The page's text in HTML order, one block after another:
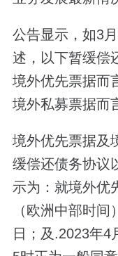
公告显示，如3
述，以下暂缓偿
境外优先票据而
境外私募票据而
境外优先票据及
缓偿还债务协议
示为：就境外优
（欧洲中部时
日；及.2023年4